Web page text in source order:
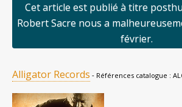
Cet article est publié à titre
Robert Sacre nous a
février.
Alligator Records ‐ Références catalogue :